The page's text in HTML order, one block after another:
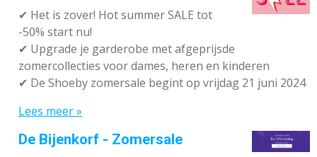
✔ Het is zover! Hot summer SALE tot
-50% start nu!
✔ Upgrade je garderobe met afgeprijsde
zomercollecties voor dames, heren en kinderen
✔ De Shoeby zomersale begint op vrijdag 21 juni 2024
Lees meer »
De Bijenkorf - Zomersale